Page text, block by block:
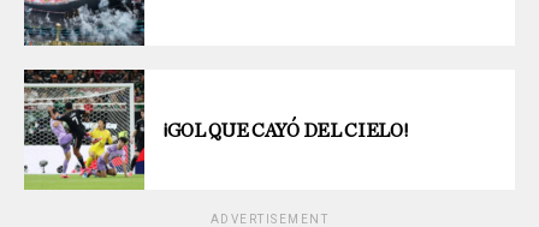
¡GOL QUE CAYÓ DEL CIELO!
ADVERTISEMENT